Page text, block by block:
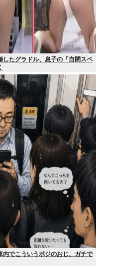
たグラドル、息子の「自閉スペ
内でこういうポジのおじ、ガチで